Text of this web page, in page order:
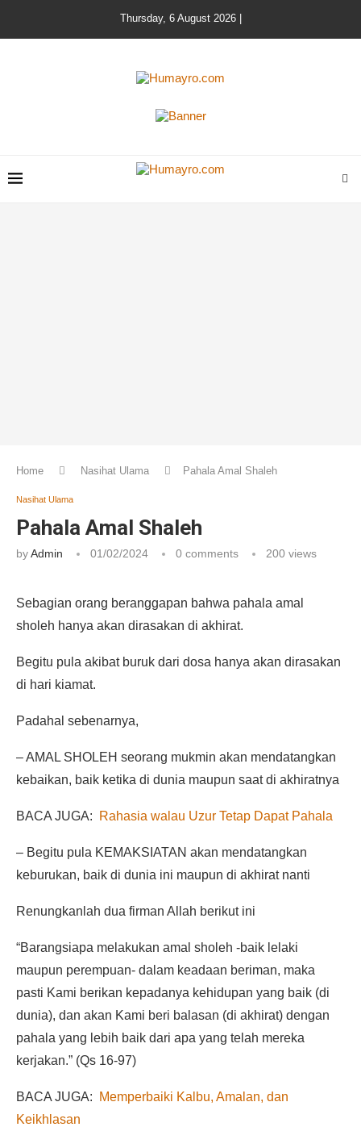
Thursday, 6 August 2026 |
Home Nasihat Ulama Pahala Amal Shaleh
Nasihat Ulama
Pahala Amal Shaleh
byAdmin 01/02/2024 0 comments 200 views
Sebagian orang beranggapan bahwa pahala amal
sholeh hanya akan dirasakan di akhirat.
Begitu pula akibat buruk dari dosa hanya akan dirasakan
di hari kiamat.
Padahal sebenarnya,
– AMAL SHOLEH seorang mukmin akan mendatangkan
kebaikan, baik ketika di dunia maupun saat di akhiratnya
BACA JUGA: Rahasia walau Uzur Tetap Dapat Pahala
– Begitu pula KEMAKSIATAN akan mendatangkan
keburukan, baik di dunia ini maupun di akhirat nanti
Renungkanlah dua firman Allah berikut ini
“Barangsiapa melakukan amal sholeh -baik lelaki
maupun perempuan- dalam keadaan beriman, maka
pasti Kami berikan kepadanya kehidupan yang baik (di
dunia), dan akan Kami beri balasan (di akhirat) dengan
pahala yang lebih baik dari apa yang telah mereka
kerjakan.” (Qs 16-97)
BACA JUGA:
Memperbaiki Kalbu, Amalan, dan
Keikhlasan